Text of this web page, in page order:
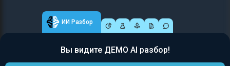
ИИ Разбор
Вы видите ДЕМО AI разбор!